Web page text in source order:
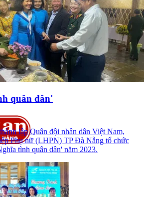
quân dân'
lập Quân đội nhân dân Việt Nam,
Phụ nữ (LHPN) TP Đà Nẵng tổ chức
tình quân dân' năm 2023.